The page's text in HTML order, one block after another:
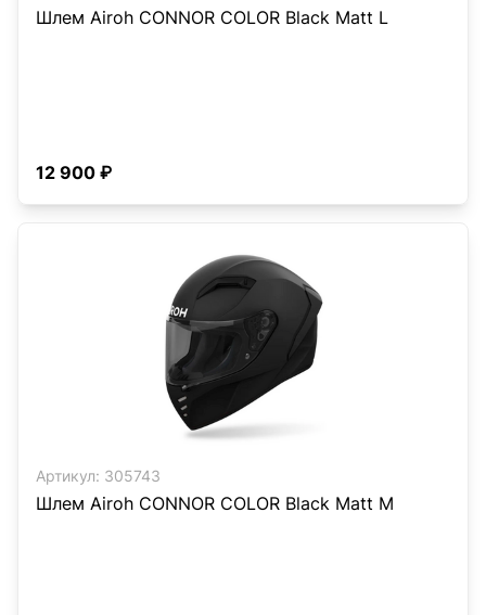
Шлем Airoh CONNOR COLOR Black Matt L
12 900 ₽
Артикул: 305743
Шлем Airoh CONNOR COLOR Black Matt M